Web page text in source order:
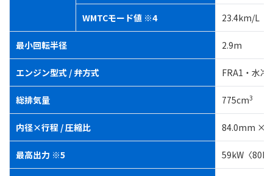
WMTCモード値 ※4 23.4km/L（
最小回転半径 2.9m
エンジン型式 / 弁方式 FRA1・水冷
総排気量 775cm3
内径×行程 / 圧縮比 84.0mm ×
最高出力 ※5 59kW〈